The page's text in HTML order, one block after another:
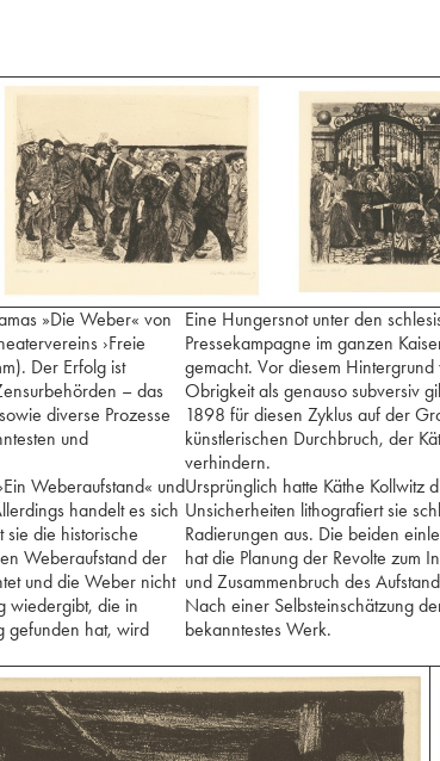
»Die Weber« von
›Freie
Der Erfolg ist
– das
diverse Prozesse
und
Weberaufstand« und
handelt es sich
sie die historische
Weberaufstand der
und die Weber nicht
wiedergibt, die in
gefunden hat, wird
Eine Hungersnot unter den
Pressekampagne im ganzen
gemacht. Vor diesem
Obrigkeit als genauso subversiv
1898 für diesen Zyklus auf der
künstlerischen Durchbruch, der
verhindern.
Ursprünglich hatte Käthe Kollwitz
Unsicherheiten lithografiert sie
Radierungen aus. Die beiden
hat die Planung der Revolte zum
und Zusammenbruch des
Nach einer Selbsteinschätzung
bekanntestes Werk.